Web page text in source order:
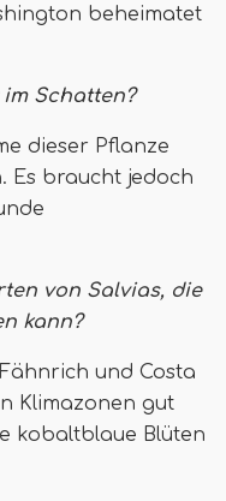
beheimatet
Schatten?
dieser Pflanze
Es braucht jedoch
von Salvias, die
kann?
und Costa
Klimazonen gut
kobaltblaue Blüten